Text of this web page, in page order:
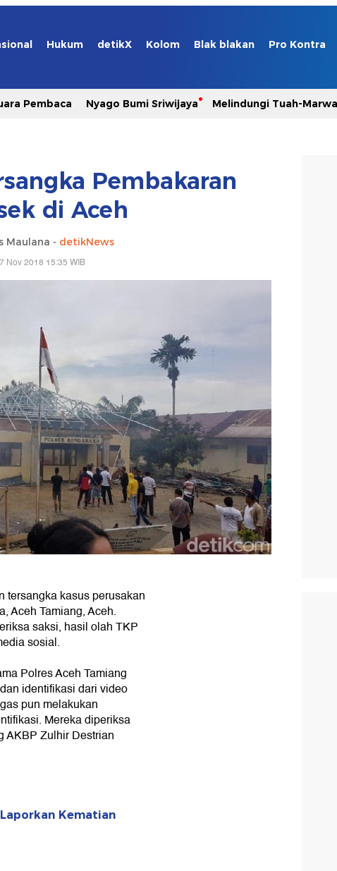
Hukum detikX Kolom Blak blakan Pro Kontra
Pembaca Nyago Bumi Sriwijaya Melindungi Tuah-
Pembakaran
di Aceh
Maulana - detikNews
Nov 2018 15:35 WIB
tersangka kasus perusakan
Aceh Tamiang, Aceh.
saksi, hasil olah TKP
sosial.
Polres Aceh Tamiang
identifikasi dari video
pun melakukan
Mereka diperiksa
AKBP Zulhir Destrian
Kematian